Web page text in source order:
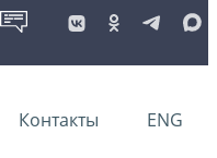
Контакты ENG